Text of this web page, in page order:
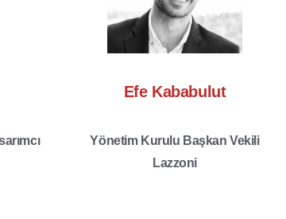
Efe Kababulut
Yönetim Kurulu Başkan Vekili
Lazzoni